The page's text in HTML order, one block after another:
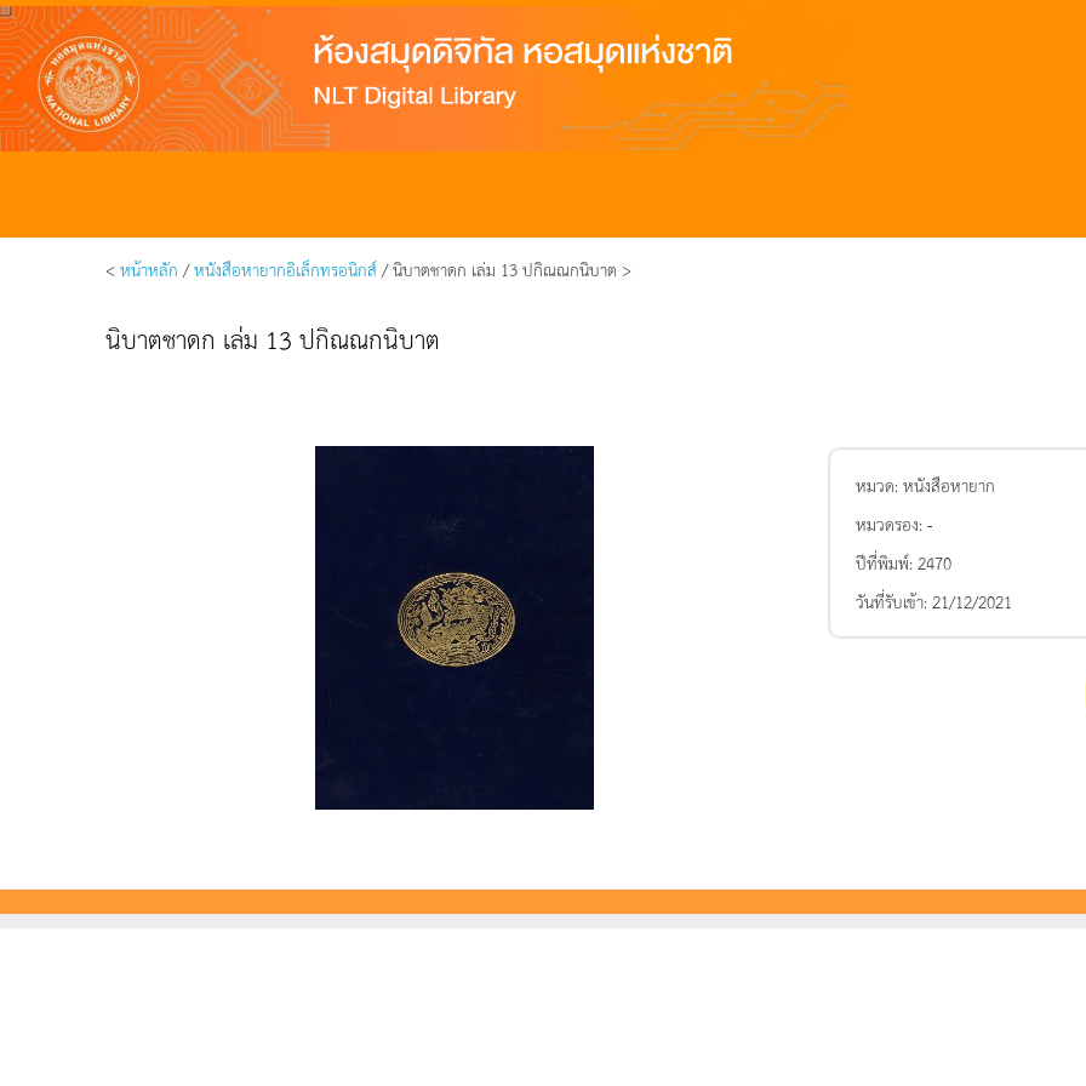
<หน้าหลัก /หนังสือหายากอิเล็กทรอนิกส์/ นิบาตชาดก เล่ม 13 ปกิณณกนิบาต >
นิบาตชาดก เล่ม 13 ปกิณณกนิบาต
หมวด:หนังสือหายาก
หมวดรอง:-
ปีที่พิมพ์:2470
วันที่รับเข้า:21/12/2021